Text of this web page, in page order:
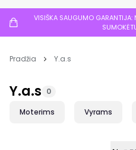
VISIŠKA SAUGUMO GARANTIJA:
Pradžia Y.a.s
Y.a.s 0
Moterims Vyrams